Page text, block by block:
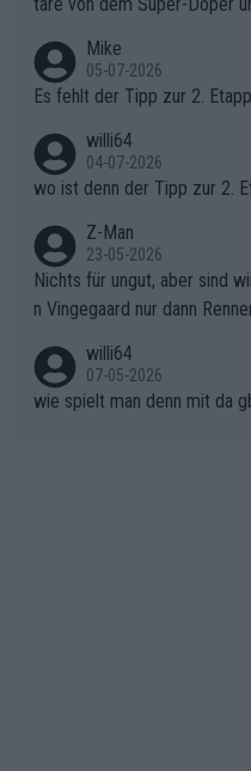
en.Teurer Sekundenpoker:
Rückstand im
gibt. Diese Etappe wird
unkt dieser Tour in die
einem harten Aufstieg
onkurrentin die "zweite Luft"
g kaum noch zu
ichtung Nizza. Niewiadoma
er SD Worx und Vollering
n)
r die gehört nicht in dieses
Mike
05-07-2026
Es fehlt der Tipp zur 2.
willi64
04-07-2026
wo ist denn der Tipp zur 2.
Z-Man
23-05-2026
Nichts für ungut, aber sind
n Vingegaard nur dann
willi64
07-05-2026
wie spielt man denn mit da